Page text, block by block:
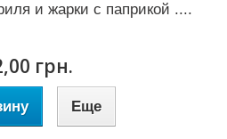
и жарки с паприкой ....
грн.
Еще